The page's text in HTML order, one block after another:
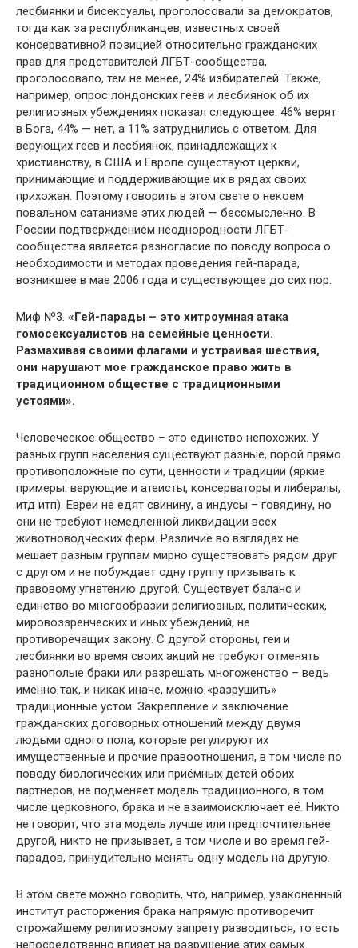
лесбиянки и бисексуалы, проголосовали за демократов,
тогда как за республиканцев, известных своей
консервативной позицией относительно гражданских
прав для представителей ЛГБТ-сообщества,
проголосовало, тем не менее, 24% избирателей. Также,
например, опрос лондонских геев и лесбиянок об их
религиозных убеждениях показал следующее: 46% верят
в Бога, 44% — нет, а 11% затруднились с ответом. Для
верующих геев и лесбиянок, принадлежащих к
христианству, в США и Европе существуют церкви,
принимающие и поддерживающие их в рядах своих
прихожан. Поэтому говорить в этом свете о некоем
повальном сатанизме этих людей — бессмысленно. В
России подтверждением неоднородности ЛГБТ-
сообщества является разногласие по поводу вопроса о
необходимости и методах проведения гей-парада,
возникшее в мае 2006 года и существующее до сих пор.
Миф №3. «Гей-парады – это хитроумная атака
гомосексуалистов на семейные ценности.
Размахивая своими флагами и устраивая шествия,
они нарушают мое гражданское право жить в
традиционном обществе с традиционными
устоями».
Человеческое общество – это единство непохожих. У
разных групп населения существуют разные, порой прямо
противоположные по сути, ценности и традиции (яркие
примеры: верующие и атеисты, консерваторы и либералы,
итд итп). Евреи не едят свинину, а индусы – говядину, но
они не требуют немедленной ликвидации всех
животноводческих ферм. Различие во взглядах не
мешает разным группам мирно существовать рядом друг
с другом и не побуждает одну группу призывать к
правовому угнетению другой. Существует баланс и
единство во многообразии религиозных, политических,
мировоззренческих и иных убеждений, не
противоречащих закону. С другой стороны, геи и
лесбиянки во время своих акций не требуют отменять
разнополые браки или разрешать многоженство – ведь
именно так, и никак иначе, можно «разрушить»
традиционные устои. Закрепление и заключение
гражданских договорных отношений между двумя
людьми одного пола, которые регулируют их
имущественные и прочие правоотношения, в том числе по
поводу биологических или приёмных детей обоих
партнеров, не подменяет модель традиционного, в том
числе церковного, брака и не взаимоисключает её. Никто
не говорит, что эта модель лучше или предпочтительнее
другой, никто не призывает, в том числе и во время гей-
парадов, принудительно менять одну модель на другую.
В этом свете можно говорить, что, например, узаконенный
институт расторжения брака напрямую противоречит
строжайшему религиозному запрету разводиться, то есть
непосредственно влияет на разрушение этих самых